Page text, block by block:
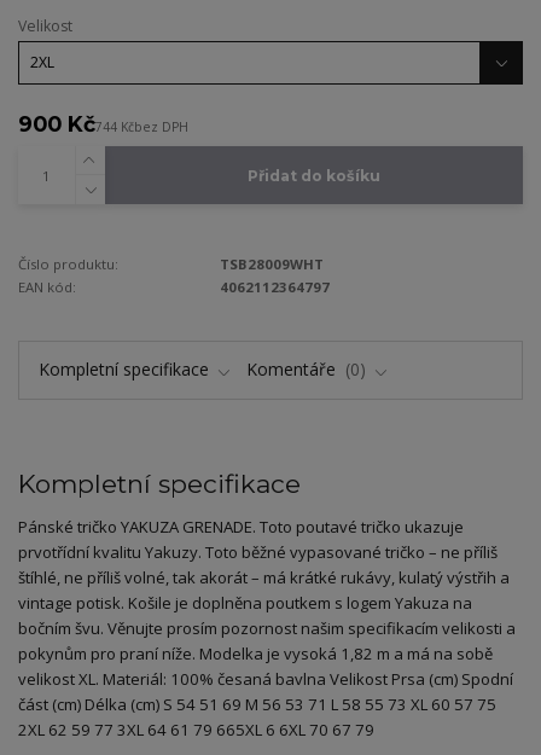
Velikost
900 Kč744 Kčbez DPH
Přidat do košíku
Číslo produktu:
TSB28009WHT
EAN kód:
4062112364797
Kompletní specifikace Komentáře 0
Kompletní specifikace
Pánské tričko YAKUZA GRENADE. Toto poutavé tričko ukazuje
prvotřídní kvalitu Yakuzy. Toto běžné vypasované tričko – ne příliš
štíhlé, ne příliš volné, tak akorát – má krátké rukávy, kulatý výstřih a
vintage potisk. Košile je doplněna poutkem s logem Yakuza na
bočním švu. Věnujte prosím pozornost našim specifikacím velikosti a
pokynům pro praní níže. Modelka je vysoká 1,82 m a má na sobě
velikost XL. Materiál: 100% česaná bavlna Velikost Prsa (cm) Spodní
část (cm) Délka (cm) S 54 51 69 M 56 53 71 L 58 55 73 XL 60 57 75
2XL 62 59 77 3XL 64 61 79 665XL 6 6XL 70 67 79